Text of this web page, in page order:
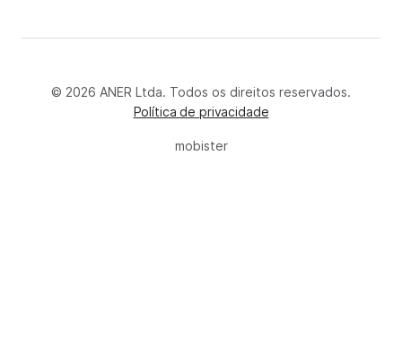
© 2026 ANER Ltda. Todos os direitos reservados.
Política de privacidade
mobister